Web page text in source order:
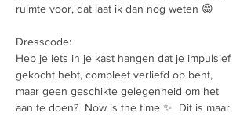
ruimte voor, dat laat ik dan nog weten 😁
Dresscode:
Heb je iets in je kast hangen dat je impulsief
gekocht hebt, compleet verliefd op bent,
maar geen geschikte gelegenheid om het
aan te doen?  Now is the time ✨  Dit is maar